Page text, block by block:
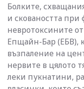
Болките,
и сковаността при
невротоксините
Епщайн-Бар (ЕБВ),
възпаление на
нервите в цялото
леки пукнатини,